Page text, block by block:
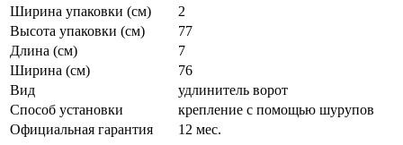
Ширина упаковки (см)
2
Высота упаковки (см)
77
Длина (см)
7
Ширина (см)
76
Вид
удлинитель ворот
Способ установки
крепление с помощью шурупов
Официальная гарантия
12 мес.